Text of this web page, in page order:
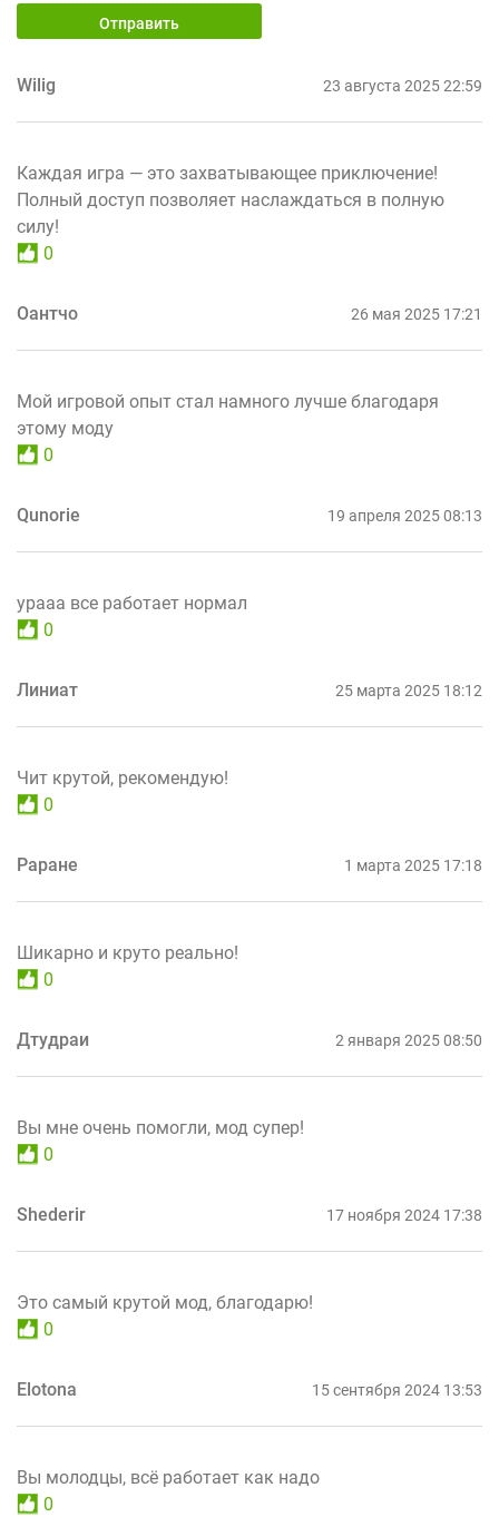
Отправить
Wilig 23 августа 2025 22:59
Каждая игра — это захватывающее приключение!
Полный доступ позволяет наслаждаться в полную
силу!
0
Оантчо 26 мая 2025 17:21
Мой игровой опыт стал намного лучше благодаря
этому моду
0
Qunorie 19 апреля 2025 08:13
урааа все работает нормал
0
Линиат 25 марта 2025 18:12
Чит крутой, рекомендую!
0
Раране 1 марта 2025 17:18
Шикарно и круто реально!
0
Дтудраи 2 января 2025 08:50
Вы мне очень помогли, мод супер!
0
Shederir 17 ноября 2024 17:38
Это самый крутой мод, благодарю!
0
Elotona 15 сентября 2024 13:53
Вы молодцы, всё работает как надо
0